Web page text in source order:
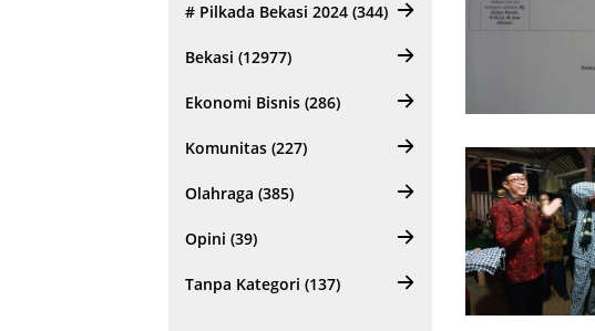
# Pilkada Bekasi 2024 (344)
Bekasi (12977)
Ekonomi Bisnis (286)
Komunitas (227)
Olahraga (385)
Opini (39)
Tanpa Kategori (137)